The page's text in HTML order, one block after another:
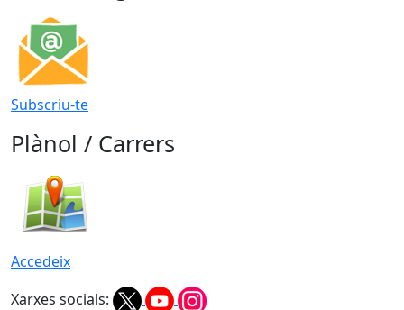
Subscriu-te
Plànol / Carrers
Accedeix
Xarxes socials: